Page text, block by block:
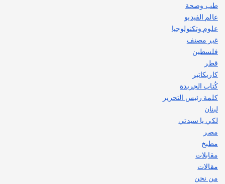
طب وصحة
عالم الفيديو
علوم وتكنولوجيا
غير مصنف
فلسطين
قطر
كاريكاتير
كُتاب الجريدة
كلمة رئيس التحرير
لبنان
لكي يا سيدتي
مصر
مطبخ
مقابلات
مقالات
من نحن